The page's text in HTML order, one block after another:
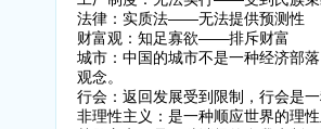
法律：实质法——无法提供预测性
财富观：知足寡欲——排斥财富
城市：中国的城市不是一种经济部
观念。
行会：返回发展受到限制，行会是
非理性主义：是一种顺应世界的理